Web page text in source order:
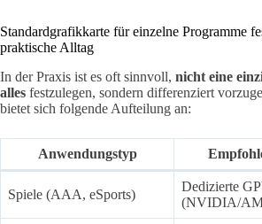
Standardgrafikkarte für einzelne Programme
praktische Alltag
In der Praxis ist es oft sinnvoll, nicht eine
alles festzulegen, sondern differenziert
bietet sich folgende Aufteilung an:
Anwendungstyp
Spiele (AAA, eSports)
Dedizierte
(NVIDIA/